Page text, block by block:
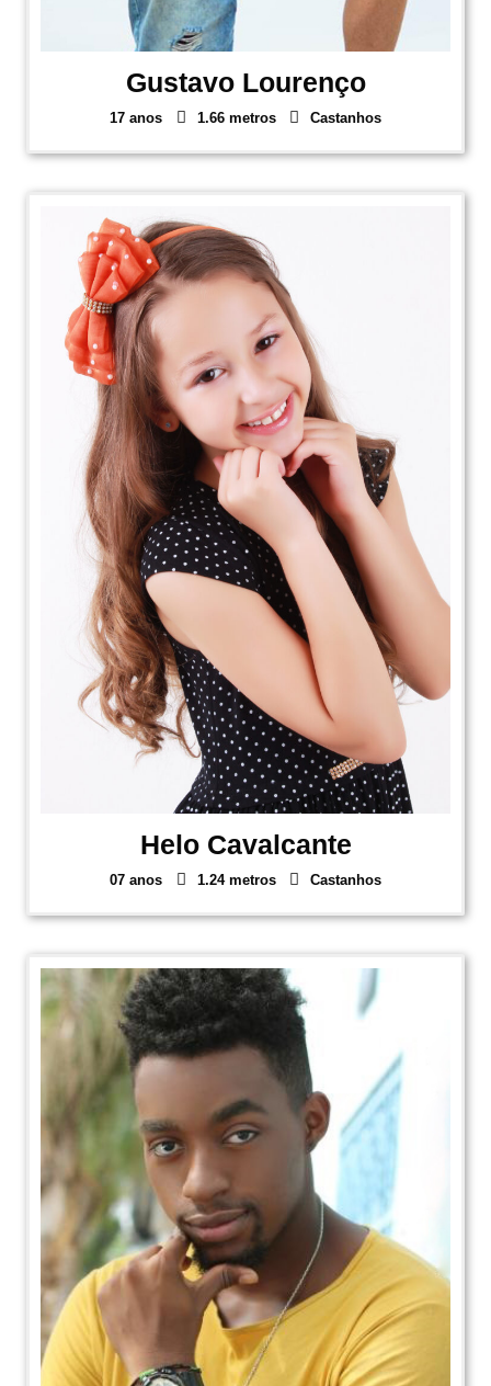
Gustavo Lourenço
17 anos 1.66 metros Castanhos
Helo Cavalcante
07 anos 1.24 metros Castanhos